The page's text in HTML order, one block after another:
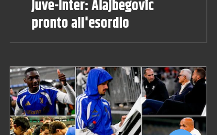
Juve-Inter: Alajbegovic
pronto all'esordio